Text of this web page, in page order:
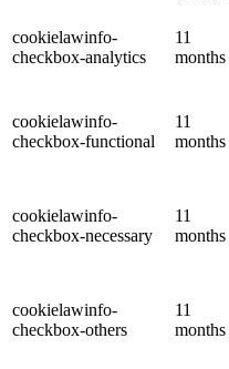
cookielawinfo-
checkbox-analytics
11
months
cookielawinfo-
checkbox-functional
11
months
cookielawinfo-
checkbox-necessary
11
months
cookielawinfo-
checkbox-others
11
months